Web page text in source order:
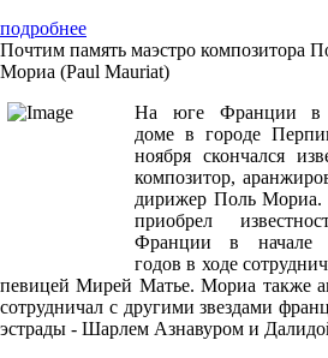
подробнее
Почтим память маэстро композитора
Мориа (Paul Mauriat)
На юге Франции в
доме в городе
ноября скончался
композитор,
дирижер Поль
приобрел
Франции в начале
годов в ходе
певицей Мирей Матье. Мориа также
сотрудничал с другими звездами
эстрады - Шарлем Азнавуром и